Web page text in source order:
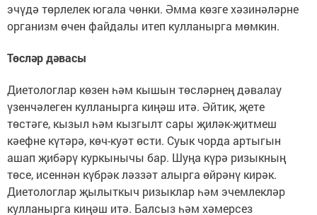
эчүдә төрлелек югала чөнки. Әмма көзге хәзинәләрне
организм өчен файдалы итеп кулланырга мөмкин.
Төсләр дәвасы
Диетологлар көзен һәм кышын төсләрнең дәвалау
үзенчәлеген кулланырга киңәш итә. Әйтик, җете
төстәге, кызыл һәм кызгылт сары җиләк-җитмеш
кәефне күтәрә, көч-куәт өсти. Суык чорда артыгын
ашап җибәрү куркынычы бар. Шуңа күрә ризыкның
төсе, исеннән күбрәк ләззәт алырга өйрәнү кирәк.
Диетологлар җылыткыч ризыклар һәм эчемлекләр
кулланырга киңәш итә. Балсыз һәм хәмерсез